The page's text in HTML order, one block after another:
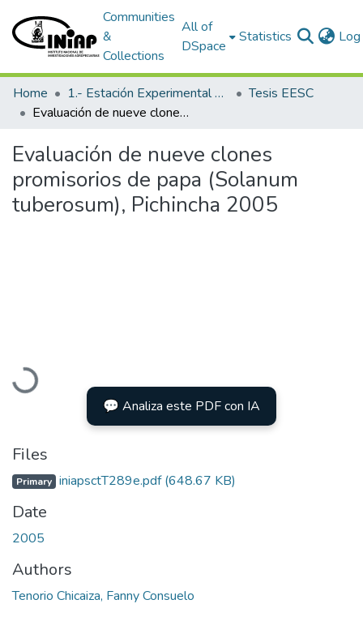
Communities
&
Collections
All of
DSpace
Statistics
Home 1.- Estación Experimental Santa Catalina
Tesis EESC
Evaluación de nueve clones promisorios de papa (Solanum tuberosum), Pichincha 2005
Evaluación de nueve clones
promisorios de papa (Solanum
tuberosum), Pichincha 2005
Loading...
💬 Analiza este PDF con IA
Files
Primary iniapsctT289e.pdf(648.67 KB)
Date
2005
Authors
Tenorio Chicaiza, Fanny Consuelo